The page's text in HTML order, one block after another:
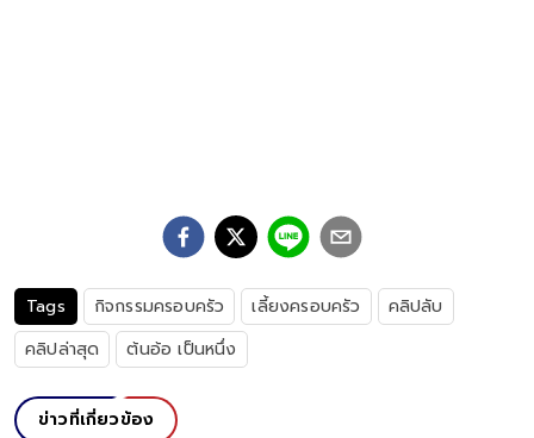
Tags กิจกรรมครอบครัว เลี้ยงครอบครัว
คลิปลับ
คลิปล่าสุด
ต้นอ้อ เป็นหนึ่ง
ข่าวที่เกี่ยวข้อง